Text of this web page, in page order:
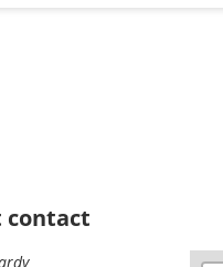
contact